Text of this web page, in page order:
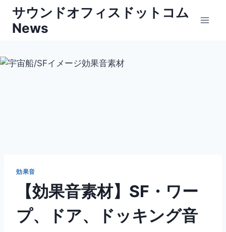
キ
サウンドオフィスドットコム
News
効果音
【効果音素材】SF・ワー
プ、ドア、ドッキング音